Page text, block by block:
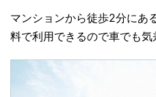
マンションから徒歩2分にあ
料で利用できるので車でも気